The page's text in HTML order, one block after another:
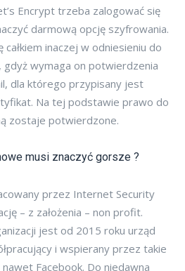
Encrypt trzeba zalogować się
darmową opcję szyfrowania.
inaczej w odniesieniu do
gdyż wymaga on potwierdzenia
dla którego przypisany jest
Na tej podstawie prawo do
zostaje potwierdzone.
musi znaczyć gorsze ?
przez Internet Security
– z założenia – non profit.
jest od 2015 roku urząd
i wspierany przez takie
Facebook. Do niedawna